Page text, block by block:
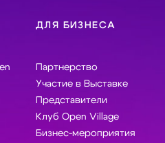
ДЛЯ БИЗНЕСА
Партнерство
Участие в Выставке
Представители
Клуб Open Village
Бизнес-мероприятия